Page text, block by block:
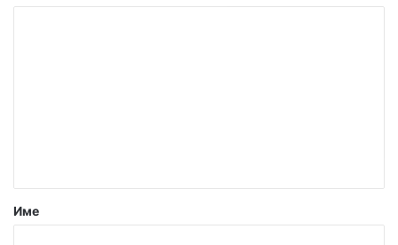
р
Име